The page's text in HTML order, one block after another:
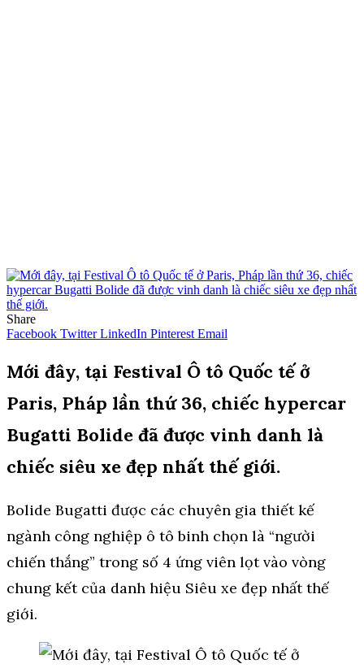
Share
Facebook Twitter LinkedIn Pinterest Email
Mới đây, tại Festival Ô tô Quốc tế ở
Paris, Pháp lần thứ 36, chiếc hypercar
Bugatti Bolide đã được vinh danh là
chiếc siêu xe đẹp nhất thế giới.
Bolide Bugatti được các chuyên gia thiết kế
ngành công nghiệp ô tô binh chọn là “người
chiến thắng” trong số 4 ứng viên lọt vào vòng
chung kết của danh hiệu Siêu xe đẹp nhất thế
giới.